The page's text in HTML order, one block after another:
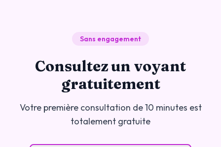
Sans engagement
Consultez un voyant
gratuitement
Votre première consultation de 10 minutes est
totalement gratuite